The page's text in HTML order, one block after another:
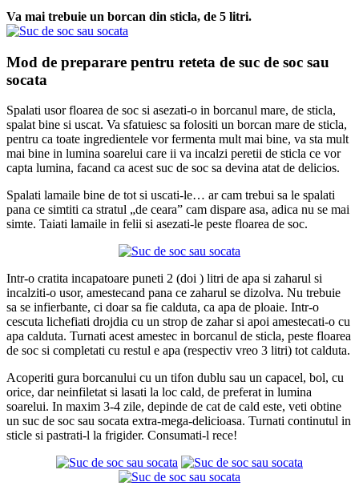
Va mai trebuie un borcan din sticla, de 5 litri.
Mod de preparare pentru reteta de suc de soc sau
socata
Spalati usor floarea de soc si asezati-o in borcanul mare, de sticla,
spalat bine si uscat. Va sfatuiesc sa folositi un borcan mare de sticla,
pentru ca toate ingredientele vor fermenta mult mai bine, va sta mult
mai bine in lumina soarelui care ii va incalzi peretii de sticla ce vor
capta lumina, facand ca acest suc de soc sa devina atat de delicios.
Spalati lamaile bine de tot si uscati-le… ar cam trebui sa le spalati
pana ce simtiti ca stratul „de ceara” cam dispare asa, adica nu se mai
simte. Taiati lamaile in felii si asezati-le peste floarea de soc.
Intr-o cratita incapatoare puneti 2 (doi ) litri de apa si zaharul si
incalziti-o usor, amestecand pana ce zaharul se dizolva. Nu trebuie
sa se infierbante, ci doar sa fie calduta, ca apa de ploaie. Intr-o
cescuta lichefiati drojdia cu un strop de zahar si apoi amestecati-o cu
apa calduta. Turnati acest amestec in borcanul de sticla, peste floarea
de soc si completati cu restul e apa (respectiv vreo 3 litri) tot calduta.
Acoperiti gura borcanului cu un tifon dublu sau un capacel, bol, cu
orice, dar neinfiletat si lasati la loc cald, de preferat in lumina
soarelui. In maxim 3-4 zile, depinde de cat de cald este, veti obtine
un suc de soc sau socata extra-mega-delicioasa. Turnati continutul in
sticle si pastrati-l la frigider. Consumati-l rece!